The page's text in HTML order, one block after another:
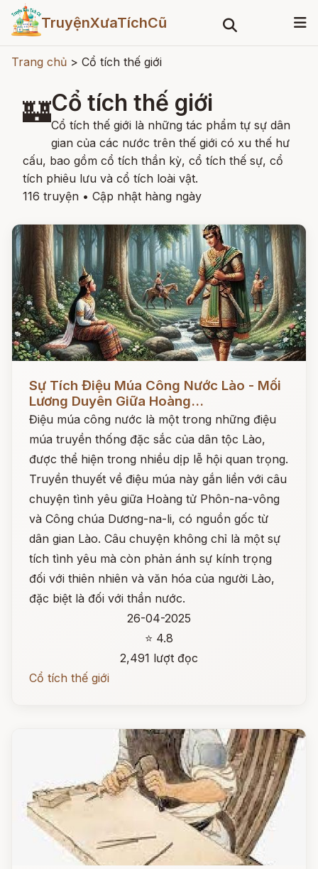
TruyệnXưaTíchCũ
Trang chủ > Cổ tích thế giới
🏰Cổ tích thế giới
Cổ tích thế giới là những tác phẩm tự sự dân
gian của các nước trên thế giới có xu thế hư
cấu, bao gồm cổ tích thần kỳ, cổ tích thế sự, cổ
tích phiêu lưu và cổ tích loài vật.
116 truyện • Cập nhật hàng ngày
Sự Tích Điệu Múa Công Nước Lào - Mối
Lương Duyên Giữa Hoàng...
Điệu múa công nước là một trong những điệu
múa truyền thống đặc sắc của dân tộc Lào,
được thể hiện trong nhiều dịp lễ hội quan trọng.
Truyền thuyết về điệu múa này gắn liền với câu
chuyện tình yêu giữa Hoàng tử Phôn-na-vông
và Công chúa Dương-na-li, có nguồn gốc từ
dân gian Lào. Câu chuyện không chỉ là một sự
tích tình yêu mà còn phản ánh sự kính trọng
đối với thiên nhiên và văn hóa của người Lào,
đặc biệt là đối với thần nước.
26-04-2025
⭐ 4.8
2,491 lượt đọc
Cổ tích thế giới